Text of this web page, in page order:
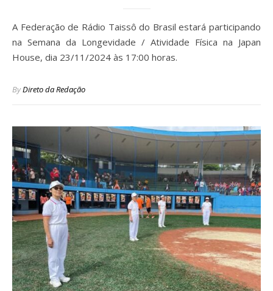
A Federação de Rádio Taissô do Brasil estará participando
na Semana da Longevidade / Atividade Física na Japan
House, dia 23/11/2024 às 17:00 horas.
ByDireto da Redação